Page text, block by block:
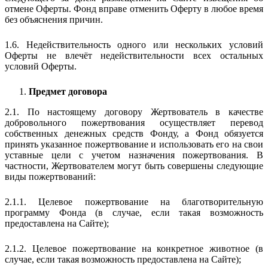
отмене Оферты. Фонд вправе отменить Оферту в любое время
без объяснения причин.
1.6. Недействительность одного или нескольких условий
Оферты не влечёт недействительности всех остальных
условий Оферты.
Предмет договора
2.1. По настоящему договору Жертвователь в качестве
добровольного пожертвования осуществляет перевод
собственных денежных средств Фонду, а Фонд обязуется
принять указанное пожертвование и использовать его на свои
уставные цели с учетом назначения пожертвования. В
частности, Жертвователем могут быть совершены следующие
виды пожертвований:
2.1.1. Целевое пожертвование на благотворительную
программу Фонда (в случае, если такая возможность
предоставлена на Сайте);
2.1.2. Целевое пожертвование на конкретное животное (в
случае, если такая возможность предоставлена на Сайте);